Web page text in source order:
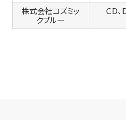
株式会社コズミッ
クブルー
ＣＤ